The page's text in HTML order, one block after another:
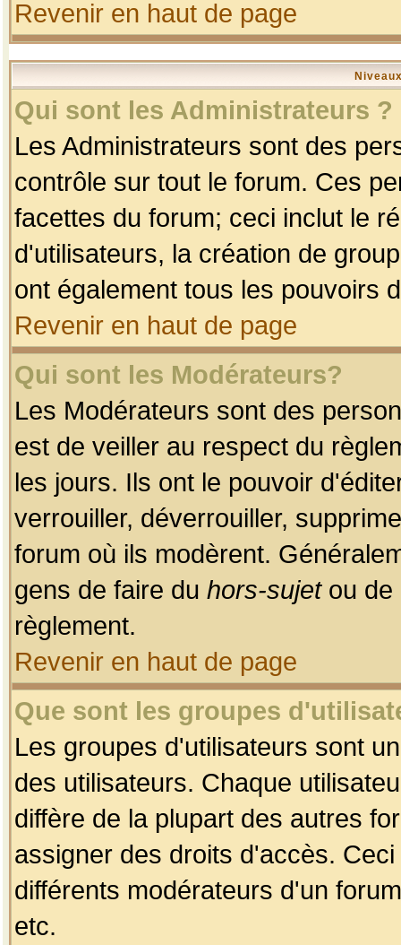
Revenir en haut de page
Qui sont les Administrateurs ?
Les Administrateurs sont des
contrôle sur tout le forum. Ces
facettes du forum; ceci inclut le
d'utilisateurs, la création de
ont également tous les pouvoirs
Revenir en haut de page
Qui sont les Modérateurs?
Les Modérateurs sont des
est de veiller au respect du
les jours. Ils ont le pouvoir
verrouiller, déverrouiller,
forum où ils modèrent.
gens de faire du hors-sujetou de
règlement.
Revenir en haut de page
Que sont les groupes
Les groupes d'utilisateurs sont
des utilisateurs. Chaque
diffère de la plupart des autres
assigner des droits d'accès.
différents modérateurs d'un
etc.